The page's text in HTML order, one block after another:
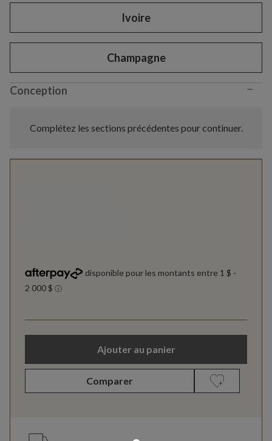
Ivoire
Champagne
Conception −
Complétez les sections précédentes pour continuer.
Ajouter au panier
Comparer